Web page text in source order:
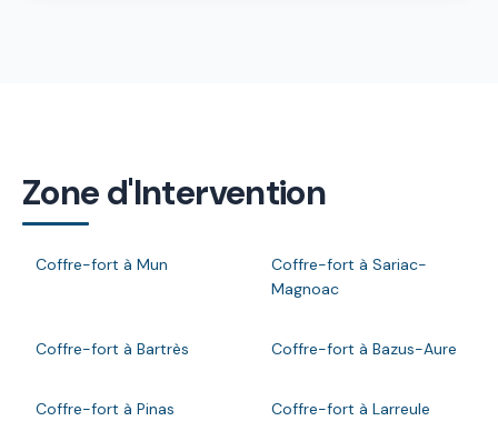
Zone d'Intervention
Coffre-fort à Mun
Coffre-fort à Sariac-
Magnoac
Coffre-fort à Bartrès Coffre-fort à Bazus-Aure
Coffre-fort à Pinas Coffre-fort à Larreule